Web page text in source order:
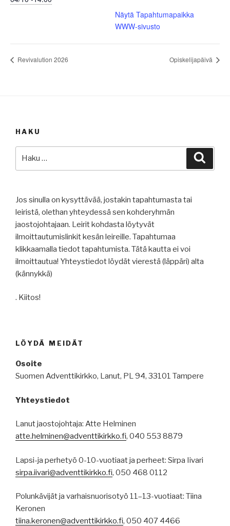
Näytä Tapahtumapaikka
WWW-sivusto
Revivalution 2026 Opiskelijapäivä
HAKU
Jos sinulla on kysyttävää, jostakin tapahtumasta tai
leiristä, olethan yhteydessä sen kohderyhmän
jaostojohtajaan. Leirit kohdasta löytyvät
ilmoittautumislinkit kesän leireille. Tapahtumaa
klikkaamalla tiedot tapahtumista. Tätä kautta ei voi
ilmoittautua! Yhteystiedot löydät vierestä (läppäri) alta
(kännykkä)
. Kiitos!
LÖYDÄ MEIDÄT
Osoite
Suomen Adventtikirkko, Lanut, PL 94, 33101 Tampere
Yhteystiedot
Lanut jaostojohtaja: Atte Helminen
atte.helminen@adventtikirkko.fi, 040 553 8879
Lapsi-ja perhetyö 0-10-vuotiaat ja perheet: Sirpa Iivari
sirpa.iivari@adventtikirkko.fi, 050 468 0112
Polunkävijät ja varhaisnuorisotyö 11–13-vuotiaat: Tiina
Keronen
tiina.keronen@adventtikirkko.fi, 050 407 4466